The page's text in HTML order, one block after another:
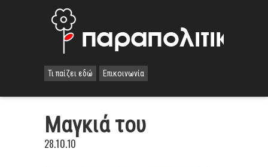
Τι παίζει εδώ Επικοινωνία
Μαγκιά του
28.10.10